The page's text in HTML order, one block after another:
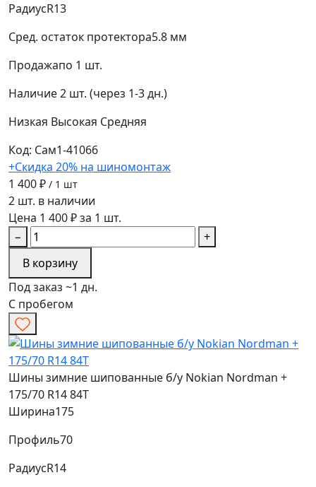
РадиусR13
Сред. остаток протектора5.8 мм
Продажапо 1 шт.
Наличие2 шт. (через 1-3 дн.)
Низкая Высокая Средняя
Код: Сам1-41066
+Скидка 20% на шиномонтаж
1 400 ₽ / 1 шт
2 шт. в наличии
Цена 1 400 ₽ за 1 шт.
−
+
В корзину
Под заказ ~1 дн.
С пробегом
Шины зимние шипованные б/у Nokian Nordman +
175/70 R14 84T
Ширина175
Профиль70
РадиусR14